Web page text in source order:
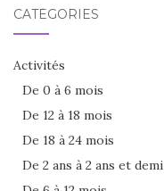
CATÉGORIES
Activités
De 0 à 6 mois
De 12 à 18 mois
De 18 à 24 mois
De 2 ans à 2 ans et demi